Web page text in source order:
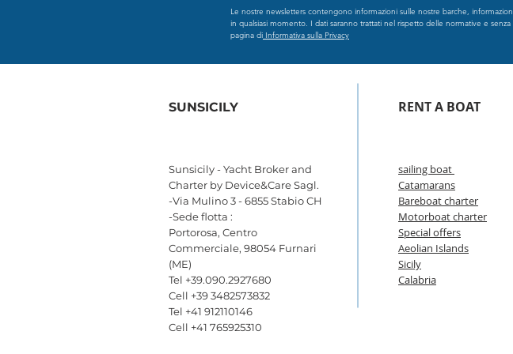
Le nostre newsletters contengono informazioni sulle nostre barche,
in qualsiasi momento. I dati saranno trattati nel rispetto delle normative e
pagina di Informativa sulla Privacy
SUNSICILY RENT A BOAT
Sunsicily - Yacht Broker and
Charter by Device&Care Sagl.
-Via Mulino 3 - 6855 Stabio CH
-Sede flotta :
Portorosa, Centro
Commerciale, 98054 Furnari
(ME)
Tel +39.090.2927680
Cell +39 3482573832
Tel +41 912110146
Cell +41 765925310
sailing boat
Catamarans
Bareboat charter
Motorboat charter
Special offers
Aeolian Islands
Sicily
Calabria